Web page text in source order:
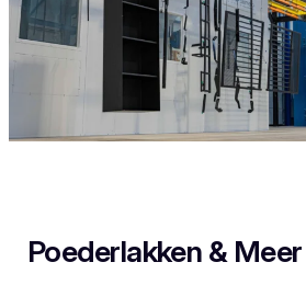
Poederlakken &